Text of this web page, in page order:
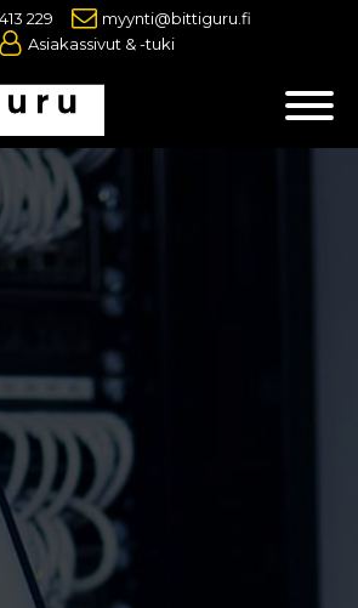
229
myynti@bittiguru.fi
Asiakassivut & -tuki